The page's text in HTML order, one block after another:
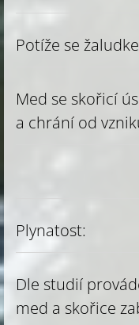
Potíže se
Med se skořicí
a chrání od
Plynatost:
Dle studií
med a skořice